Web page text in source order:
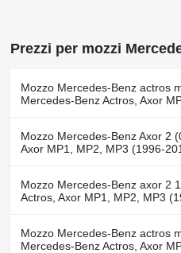
Prezzi per mozzi
Mozzo Mercedes-Benz actros
Mercedes-Benz Actros, Axor
Mozzo Mercedes-Benz Axor 2
Axor MP1, MP2, MP3 (1996-
Mozzo Mercedes-Benz axor 2
Actros, Axor MP1, MP2, MP3
Mozzo Mercedes-Benz actros
Mercedes-Benz Actros, Axor